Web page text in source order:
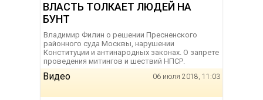
ВЛАСТЬ ТОЛКАЕТ ЛЮДЕЙ НА
БУНТ
Владимир Филин о решении Пресненского
районного суда Москвы, нарушении
Конституции и антинародных законах. О запрете
проведения митингов и шествий НПСР.
Видео 06 июля 2018, 11:03